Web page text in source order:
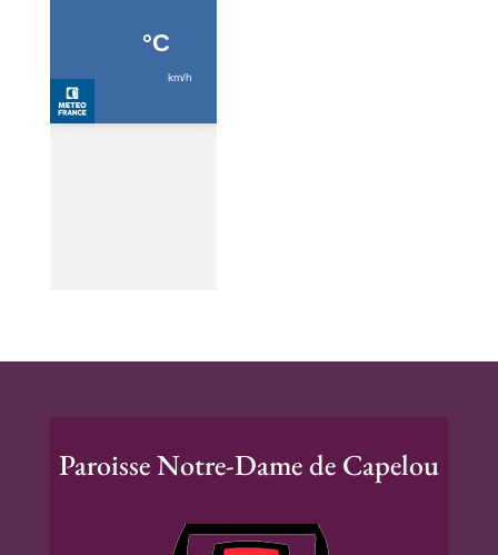
Paroisse Notre-Dame de Capelou